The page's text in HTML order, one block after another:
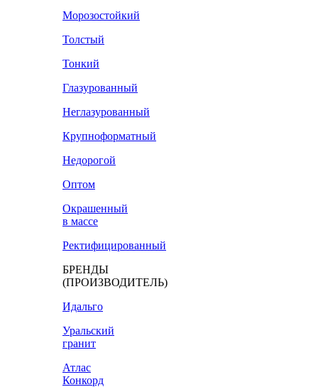
Морозостойкий
Толстый
Тонкий
Глазурованный
Неглазурованный
Крупноформатный
Недорогой
Оптом
Окрашенный
в массе
Ректифицированный
БРЕНДЫ
(ПРОИЗВОДИТЕЛЬ)
Идальго
Уральский
гранит
Атлас
Конкорд